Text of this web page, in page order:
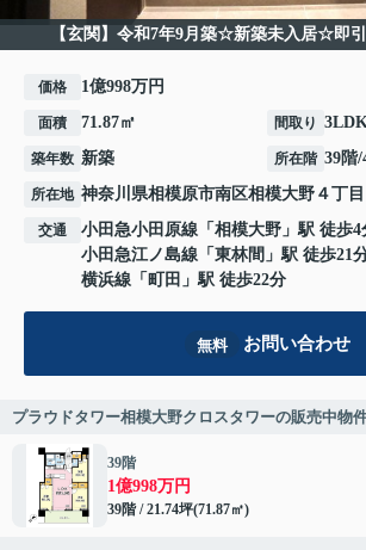
【玄関】令和7年9月築☆新築未入居☆即引
価格 1億998万円
面積 71.87㎡ 間取り
築年数 新築 所在階 39階/
所在地 神奈川県相模原市南区相模大野 ４丁目
交通 小田急小田原線 「 相模大野 」駅 徒歩4
小田急江ノ島線 「 東林間 」駅 徒歩21
横浜線 「 町田 」駅 徒歩22分
無料 お問い合わせ
プラウドタワー相模大野クロスタワーの販売中物
39階
1億998万円
39階 / 21.74坪(71.87㎡)